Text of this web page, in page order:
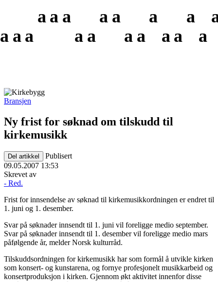
a a
a
a
a
a
a
a
a
Bransjen
Ny frist for søknad om tilskudd til
kirkemusikk
Del artikkel
Publisert
09.05.2007 13:53
Skrevet av
- Red.
Frist for innsendelse av søknad til kirkemusikkordningen er endret til
1. juni og 1. desember.
Svar på søknader innsendt til 1. juni vil foreligge medio september.
Svar på søknader innsendt til 1. desember vil foreligge medio mars
påfølgende år, melder Norsk kulturråd.
Tilskuddsordningen for kirkemusikk har som formål å utvikle kirken
som konsert- og kunstarena, og fornye profesjonelt musikkarbeid og
konsertproduksjon i kirken. Gjennom økt aktivitet innenfor disse